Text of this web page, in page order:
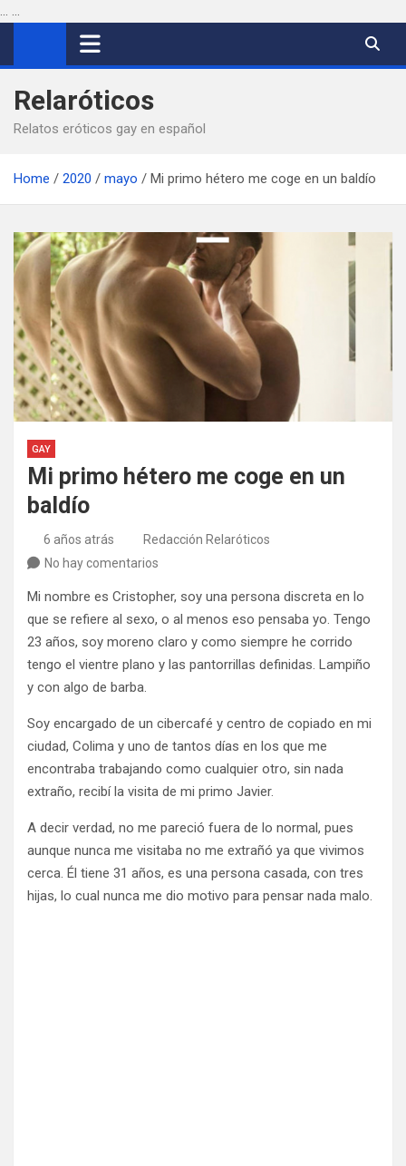
... ...
Relaróticos
Relatos eróticos gay en español
Home 2020 mayo Mi primo hétero me coge en un baldío
GAY
Mi primo hétero me coge en un
baldío
6 años atrás
Redacción Relaróticos
No hay comentarios
Mi nombre es Cristopher, soy una persona discreta en lo
que se refiere al sexo, o al menos eso pensaba yo. Tengo
23 años, soy moreno claro y como siempre he corrido
tengo el vientre plano y las pantorrillas definidas. Lampiño
y con algo de barba.
Soy encargado de un cibercafé y centro de copiado en mi
ciudad, Colima y uno de tantos días en los que me
encontraba trabajando como cualquier otro, sin nada
extraño, recibí la visita de mi primo Javier.
A decir verdad, no me pareció fuera de lo normal, pues
aunque nunca me visitaba no me extrañó ya que vivimos
cerca. Él tiene 31 años, es una persona casada, con tres
hijas, lo cual nunca me dio motivo para pensar nada malo.